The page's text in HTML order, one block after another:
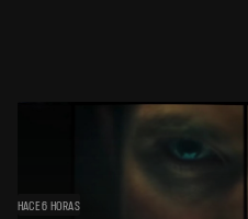
HACE 6 HORAS